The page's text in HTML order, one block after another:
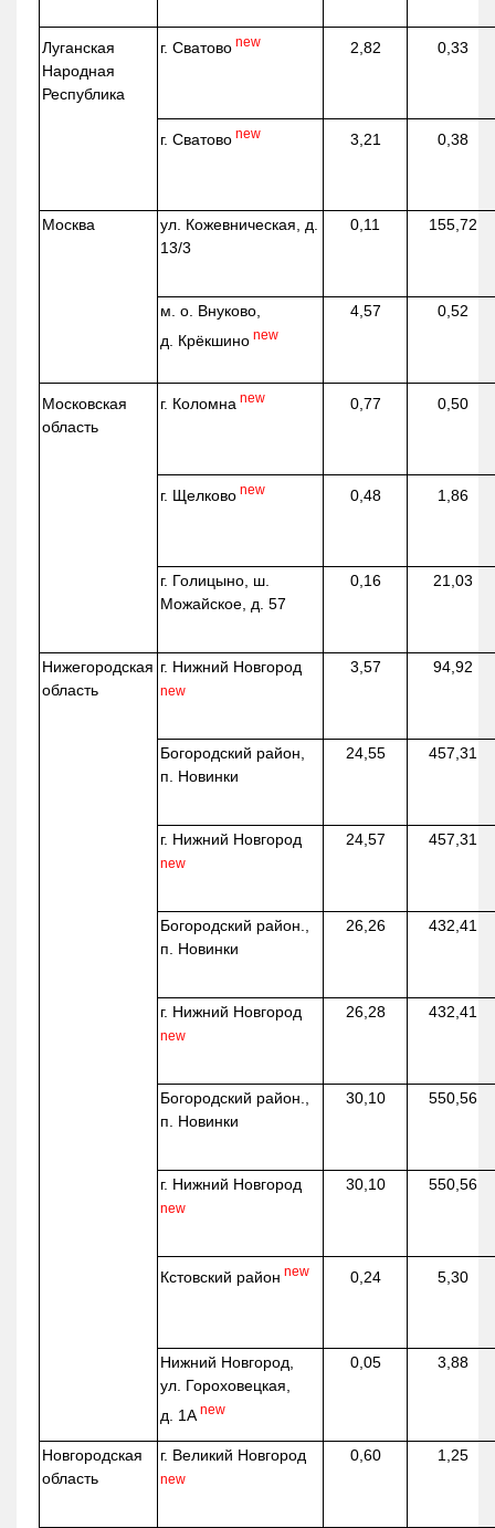
Луганская
Народная
Республика
г. Сватово new 2,82 0,33
г. Сватово new 3,21 0,38
Москва ул. Кожевническая, д.
13/3
0,11 155,72
м. о. Внуково,
д. Крёкшино new
4,57 0,52
Московская
область
г. Коломна new 0,77 0,50
г. Щелково new 0,48 1,86
г. Голицыно, ш.
Можайское, д. 57
0,16 21,03
Нижегородская
область
г. Нижний Новгород
new
3,57 94,92
Богородский район,
п. Новинки
24,55 457,31
г. Нижний Новгород
new
24,57 457,31
Богородский район.,
п. Новинки
26,26 432,41
г. Нижний Новгород
new
26,28 432,41
Богородский район.,
п. Новинки
30,10 550,56
г. Нижний Новгород
new
30,10 550,56
Кстовский район new 0,24 5,30
Нижний Новгород,
ул. Гороховецкая,
д. 1А new
0,05 3,88
Новгородская
область
г. Великий Новгород
new
0,60 1,25